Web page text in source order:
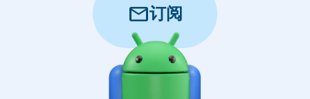
mail订阅